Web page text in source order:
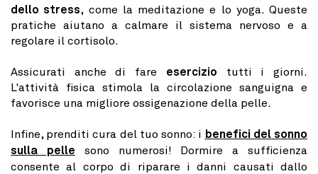
dello stress, come la meditazione e lo yoga. Queste
pratiche aiutano a calmare il sistema nervoso e a
regolare il cortisolo.
Assicurati anche di fare esercizio tutti i giorni.
L'attività fisica stimola la circolazione sanguigna e
favorisce una migliore ossigenazione della pelle.
Infine, prenditi cura del tuo sonno: i benefici del sonno
sulla pelle sono numerosi! Dormire a sufficienza
consente al corpo di riparare i danni causati dallo